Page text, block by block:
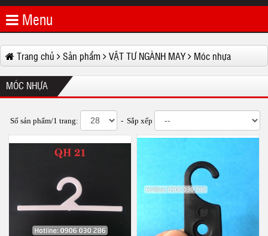
Menu
Trang chủ Sản phẩm VẬT TƯ NGÀNH MAY Móc nhựa
MÓC NHỰA
Số sản phẩm/1 trang: - Sắp xếp